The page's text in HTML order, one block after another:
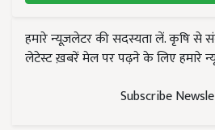
हमारे न्यूज़लेटर की सदस्यता लें. कृषि से
लेटेस्ट ख़बरें मेल पर पढ़ने के लिए हमारे
Subscribe